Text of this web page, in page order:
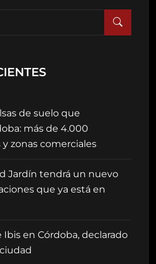
de suelo que
más de 4.000
zonas comerciales
Jardín tendrá un nuevo
que ya está en
en Córdoba, declarado